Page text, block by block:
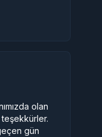
olan
teşekkürler.
gün